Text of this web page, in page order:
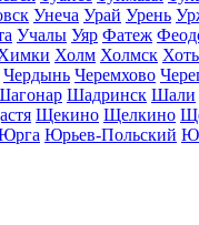
Унеча Урай Урень
Учалы Уяр Фатеж
Холм Холмск
Чердынь Черемхово
Шадринск Шали
Щекино Щелкино
Юрьев-Польский